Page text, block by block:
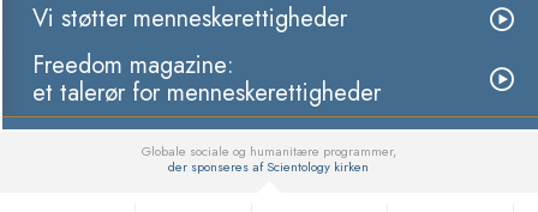
Vi støtter menneskerettigheder
Freedom magazine:
et talerør for menneskerettigheder
Globale sociale og humanitære programmer,
der sponseres af Scientology kirken